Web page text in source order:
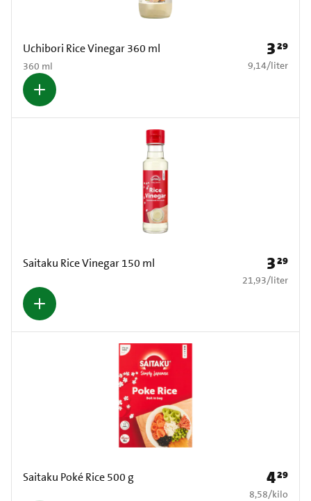
Uchibori Rice Vinegar 360 ml
360 ml
Prijs: €
329
€ 9,14 per liter
9,14/liter
Saitaku Rice Vinegar 150 ml Prijs: €
329
€ 21,93 per liter
21,93/liter
Saitaku Poké Rice 500 g Prijs: €
429
€ 8,58 per kilo
8,58/kilo